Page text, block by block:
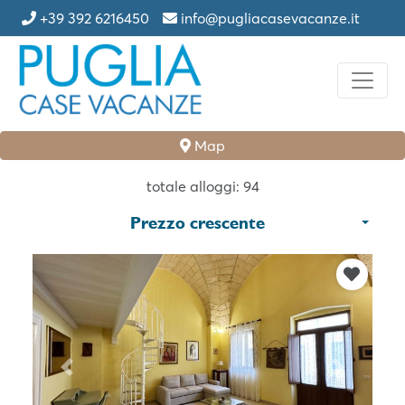
+39 392 6216450 info@pugliacasevacanze.it
Map
totale alloggi: 94
Prezzo crescente
Previous Next